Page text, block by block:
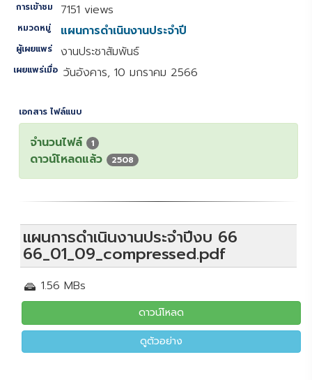
การเข้าชม 7151 views
หมวดหมู่ แผนการดำเนินงานประจำปี
ผู้เผยแพร่ งานประชาสัมพันธ์
เผยแพร่เมื่อ วันอังคาร, 10 มกราคม 2566
เอกสาร ไฟล์แนบ
จำนวนไฟล์ 1
ดาวน์โหลดแล้ว 2508
แผนการดำเนินงานประจำปีงบ 66
66_01_09_compressed.pdf
1.56 MBs
ดาวน์โหลด
ดูตัวอย่าง